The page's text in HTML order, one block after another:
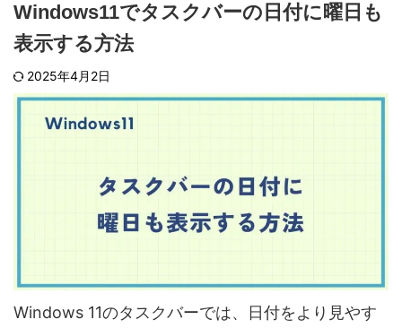
Windows11でタスクバーの日付に曜日も
表示する方法
2025年4月2日
Windows 11のタスクバーでは、日付をより見やす